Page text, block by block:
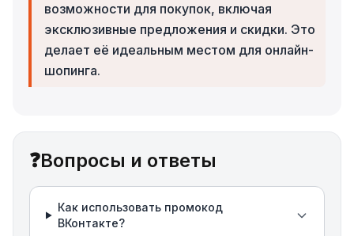
возможности для покупок, включая
эксклюзивные предложения и скидки. Это
делает её идеальным местом для онлайн-
шопинга.
❓Вопросы и ответы
Как использовать промокод
ВКонтакте?